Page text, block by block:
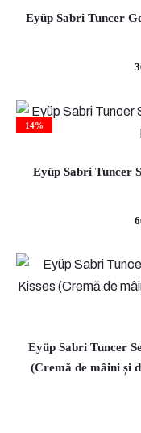
Eyüp Sabri Tuncer
Prețul
este:
14%
Eyüp Sabri Tuncer
Prețul
este:
60,00 lei.
Eyüp Sabri Tuncer
(Cremă de mâini și